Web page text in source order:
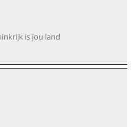
is jou land